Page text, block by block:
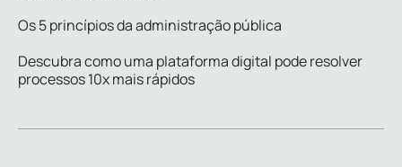
Os 5 princípios da administração pública
Descubra como uma plataforma digital pode resolver
processos 10x mais rápidos